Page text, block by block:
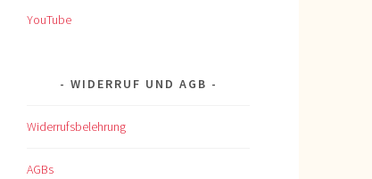
YouTube
WIDERRUF UND AGB
Widerrufsbelehrung
AGBs